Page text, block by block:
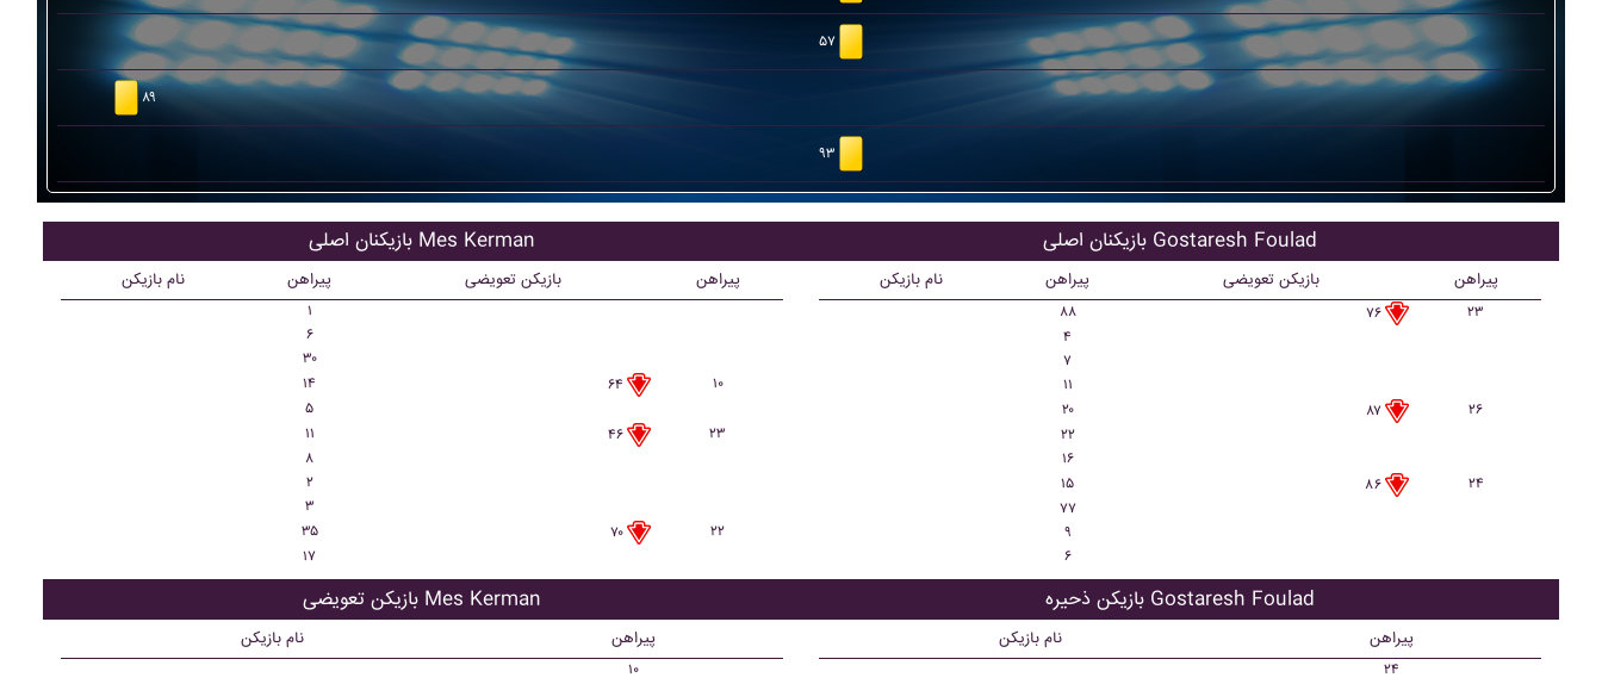
۵۷
۸۹
۹۳
بازیکنان اصلی Mes Kerman
نام بازیکن پیراهن بازیکن تعویضی پیراهن
۱
۶
۳۰
۱۴
۶۴
۱۰
۵
۱۱
۴۶
۲۳
۸
۲
۳
۳۵
۷۰
۲۲
۱۷
بازیکن تعویضی Mes Kerman
نام بازیکن پیراهن
۱۰
بازیکنان اصلی Gostaresh Foulad
نام بازیکن پیراهن بازیکن تعویضی پیراهن
۸۸ ۷۶
۲۳
۴
۷
۱۱
۲۰
۸۷
۲۶
۲۲
۱۶
۱۵
۸۶
۲۴
۷۷
۹
۶
بازیکن ذحیره Gostaresh Foulad
نام بازیکن پیراهن
۲۴